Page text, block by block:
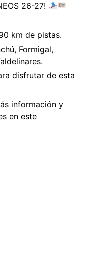
26-27!
km de pistas.
Formigal,
disfrutar de esta
información y
en este